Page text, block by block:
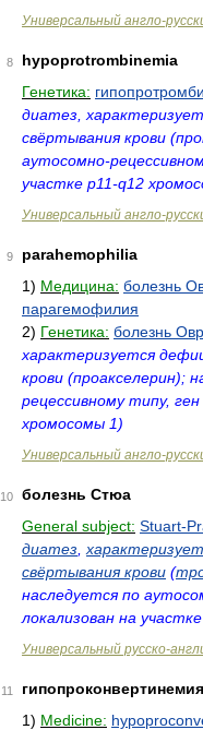
Универсальный англо-
8
hypoprotrombinemia
Генетика:
диатез,
свёртывания крови
аутосомно-
участке p11-q12
Универсальный англо-
9
parahemophilia
1) Медицина: болезнь
парагемофилия
2) Генетика: болезнь
характеризуется
крови (проакселерин);
рецессивному типу,
хромосомы 1)
Универсальный англо-
10
болезнь Стюа
General subject: Stuart-
диатез
свёртывания крови (
наследуется по
локализован на
Универсальный русско-
11
гипопроконвертинемия
1) Medicine: